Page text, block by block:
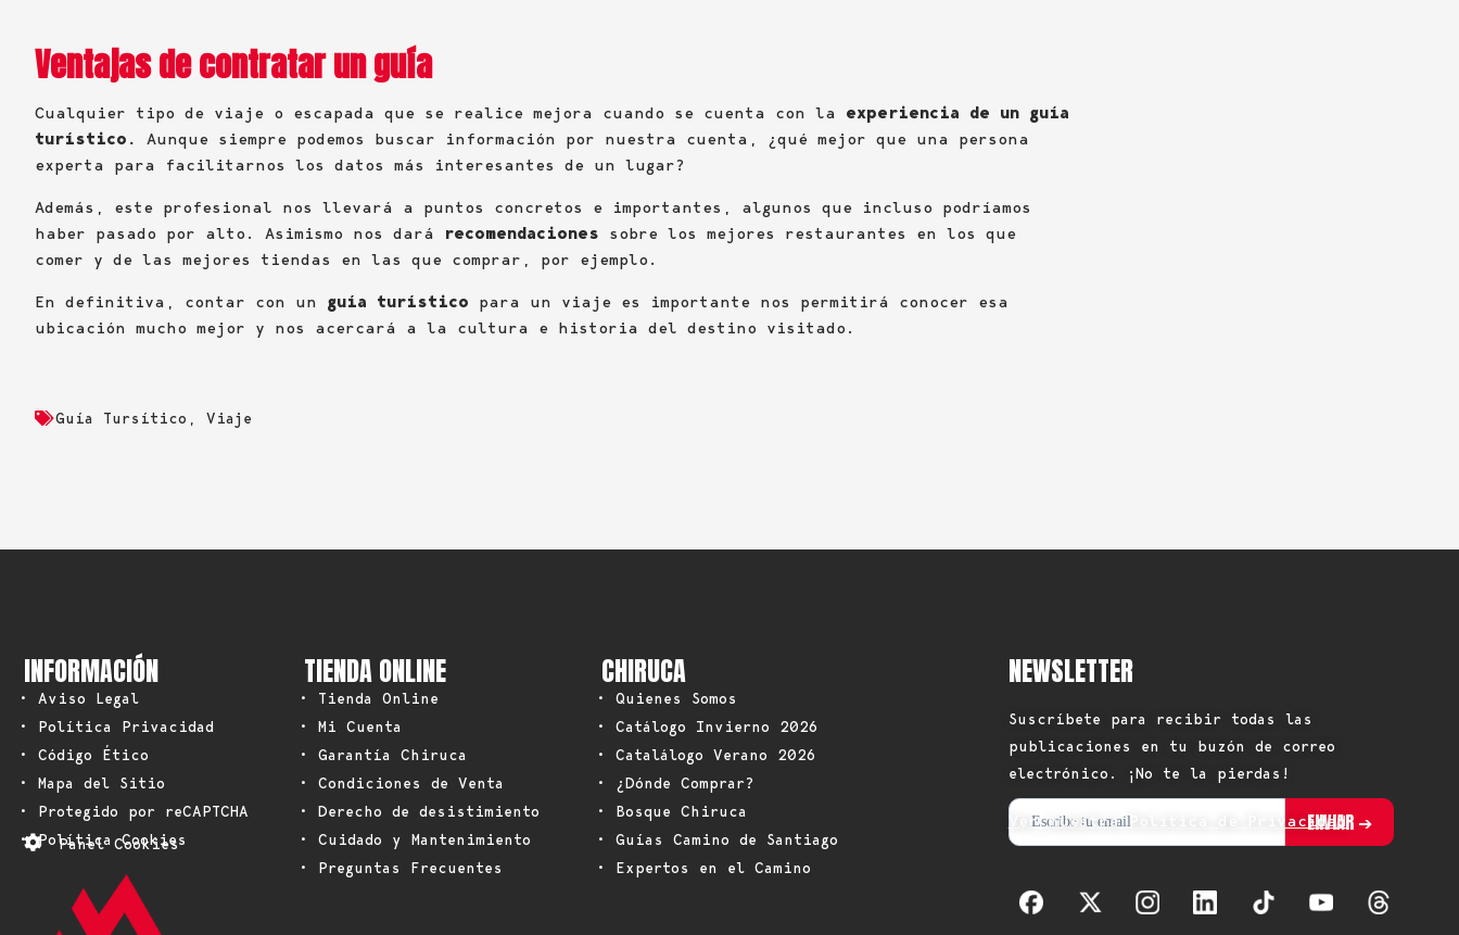
Ventajas de contratar un guía
Cualquier tipo de viaje o escapada que se realice mejora cuando se cuenta con la experiencia de un guía
turístico. Aunque siempre podemos buscar información por nuestra cuenta, ¿qué mejor que una persona
experta para facilitarnos los datos más interesantes de un lugar?
Además, este profesional nos llevará a puntos concretos e importantes, algunos que incluso podríamos
haber pasado por alto. Asimismo nos dará recomendaciones sobre los mejores restaurantes en los que
comer y de las mejores tiendas en las que comprar, por ejemplo.
En definitiva, contar con un guía turístico para un viaje es importante nos permitirá conocer esa
ubicación mucho mejor y nos acercará a la cultura e historia del destino visitado.
Guía Tursítico Viaje
INFORMACIÓN
• Aviso Legal
• Política Privacidad
• Código Ético
• Mapa del Sitio
• Protegido por reCAPTCHA
• Política Cookies
Panel Cookies
TIENDA ONLINE
• Tienda Online
• Mi Cuenta
• Garantía Chiruca
• Condiciones de Venta
• Derecho de desistimiento
• Cuidado y Mantenimiento
• Preguntas Frecuentes
CHIRUCA
• Quienes Somos
• Catálogo Invierno 2026
• Catalálogo Verano 2026
• ¿Dónde Comprar?
• Bosque Chiruca
• Guías Camino de Santiago
• Expertos en el Camino
NEWSLETTER
Suscríbete para recibir todas las
publicaciones en tu buzón de correo
electrónico. ¡No te la pierdas!
Ver nuestra Política de Privacidad